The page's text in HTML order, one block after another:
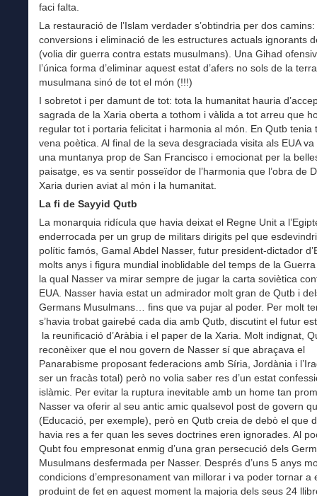
faci falta.
La restauració de l’Islam verdader s’obtindria per dos camins:
conversions i eliminació de les estructures actuals ignorants
(volia dir guerra contra estats musulmans). Una Gihad
l’única forma d’eliminar aquest estat d’afers no sols de la terra
musulmana sinó de tot el món (!!!)
I sobretot i per damunt de tot: tota la humanitat hauria
sagrada de la Xaria oberta a tothom i vàlida a tot arreu que
regular tot i portaria felicitat i harmonia al món. En Qutb tenia
vena poètica. Al final de la seva desgraciada visita als EUA
una muntanya prop de San Francisco i emocionat per la
paisatge, es va sentir posseïdor de l’harmonia que l’obra de
Xaria durien aviat al món i la humanitat.
La fi de Sayyid Qutb
La monarquia ridícula que havia deixat el Regne Unit a
enderrocada per un grup de militars dirigits pel que
polític famós, Gamal Abdel Nasser, futur president-dictador
molts anys i figura mundial inoblidable del temps de la
la qual Nasser va mirar sempre de jugar la carta soviètica
EUA. Nasser havia estat un admirador molt gran de Qutb i
Germans Musulmans… fins que va pujar al poder. Per molt
s’havia trobat gairebé cada dia amb Qutb, discutint el futur
la reunificació d’Aràbia i el paper de la Xaria. Molt indignat,
reconèixer que el nou govern de Nasser sí que abraçava el
Panarabisme proposant federacions amb Síria, Jordània i
ser un fracàs total) però no volia saber res d’un estat
islàmic. Per evitar la ruptura inevitable amb un home tan
Nasser va oferir al seu antic amic qualsevol post de govern
(Educació, per exemple), però en Qutb creia de debò el que
havia res a fer quan les seves doctrines eren ignorades. Al
Qubt fou empresonat enmig d’una gran persecució dels
Musulmans desfermada per Nasser. Després d’uns 5 anys
condicions d’empresonament van millorar i va poder tornar a
produint de fet en aquest moment la majoria dels seus 24